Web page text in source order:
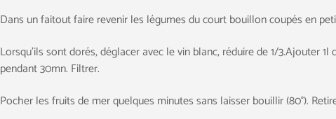
Dans un faitout faire revenir les légumes du court bouillon coupés en
Lorsqu’ils sont dorés, déglacer avec le vin blanc, réduire de 1/3.Ajouter
pendant 30mn. Filtrer.
Pocher les fruits de mer quelques minutes sans laisser bouillir (80°).